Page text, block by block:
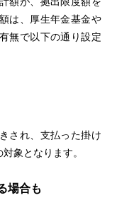
は、厚生年金基金や
無で以下の通り設定
され、支払った掛け
象となります。
場合も